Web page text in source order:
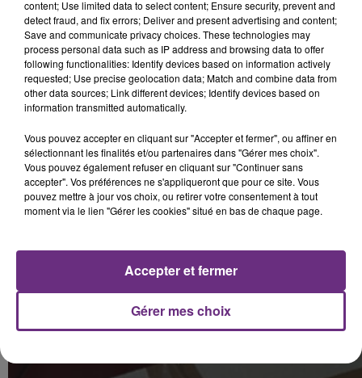
7h35 :
L'usine du groupe Chantelle à Epernay est à l’arrêt
depuis un mois maintenant.
Enfin, pas complètement.
Sous l'impulsion d'une des cadres de l'entreprise de
lingerie, qui a créé une association "les blues du coeur",
des sur-blouses pour les soignants de la Marne.
Chantelle met à disposition l'usine, les machines et les
fournitures.
content; Use limited data to select content; Ensure security, prevent and
detect fraud, and fix errors; Deliver and present advertising and content;
Save and communicate privacy choices. These technologies may
process personal data such as IP address and browsing data to offer
following functionalities: Identify devices based on information actively
requested; Use precise geolocation data; Match and combine data from
other data sources; Link different devices; Identify devices based on
information transmitted automatically.
Vous pouvez accepter en cliquant sur "Accepter et fermer", ou affiner en
sélectionnant les finalités et/ou partenaires dans "Gérer mes choix".
Vous pouvez également refuser en cliquant sur "Continuer sans
accepter". Vos préférences ne s'appliqueront que pour ce site. Vous
pouvez mettre à jour vos choix, ou retirer votre consentement à tout
moment via le lien "Gérer les cookies" situé en bas de chaque page.
Gérer mes choix
Accepter et fermer